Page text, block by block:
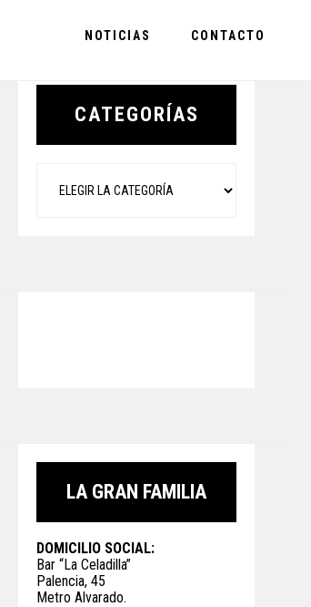
NOTICIAS CONTACTO
Primary
CATEGORÍAS
LA GRAN FAMILIA
DOMICILIO SOCIAL:
Bar “La Celadilla”
Palencia, 45
Metro Alvarado.